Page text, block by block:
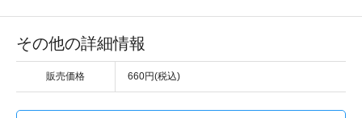
その他の詳細情報
販売価格 660円(税込)